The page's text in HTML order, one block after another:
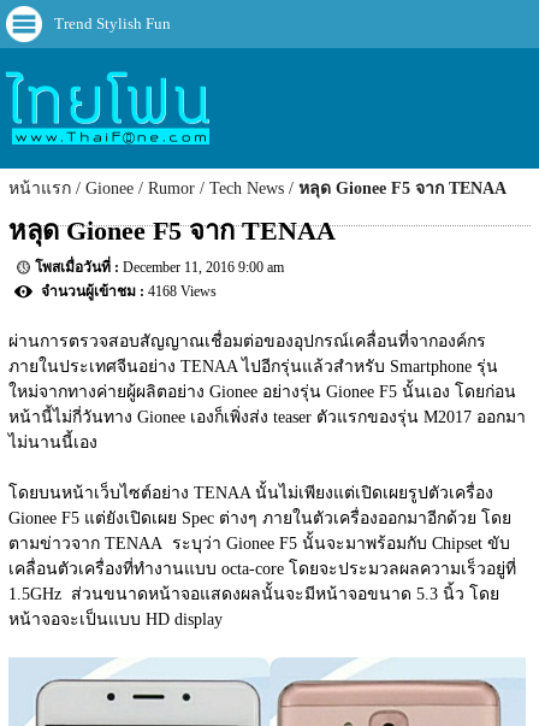
Trend Stylish Fun
หน้าแรก Gionee Rumor Tech News หลุด Gionee F5 จาก TENAA
หลุด Gionee F5 จาก TENAA
December 11, 2016 9:00 am
4168 Views
ผ่านการตรวจสอบสัญญาณเชื่อมต่อของอุปกรณ์เคลื่อนที่จากองค์กร
ภายในประเทศจีนอย่าง TENAA ไปอีกรุ่นแล้วสำหรับ Smartphone รุ่น
ใหม่จากทางค่ายผู้ผลิตอย่าง Gionee อย่างรุ่น Gionee F5 นั้นเอง โดยก่อน
หน้านี้ไม่กี่วันทาง Gionee เองก็เพิ่งส่ง teaser ตัวแรกของรุ่น M2017 ออกมา
ไม่นานนี้เอง
โดยบนหน้าเว็บไซต์อย่าง TENAA นั้นไม่เพียงแต่เปิดเผยรูปตัวเครื่อง
Gionee F5 แต่ยังเปิดเผย Spec ต่างๆ ภายในตัวเครื่องออกมาอีกด้วย โดย
ตามข่าวจาก TENAA  ระบุว่า Gionee F5 นั้นจะมาพร้อมกับ Chipset ขับ
เคลื่อนตัวเครื่องที่ทำงานแบบ octa-core โดยจะประมวลผลความเร็วอยู่ที่
1.5GHz  ส่วนขนาดหน้าจอแสดงผลนั้นจะมีหน้าจอขนาด 5.3 นิ้ว โดย
หน้าจอจะเป็นแบบ HD display